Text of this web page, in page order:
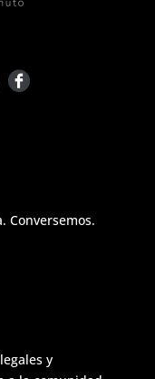
Conversemos.
y